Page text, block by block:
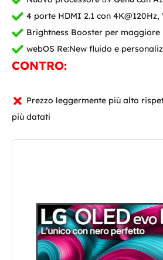
4 porte HDMI 2.1 con 4K@120Hz,
Brightness Booster per maggiore
webOS Re:New fluido e
CONTRO:
Prezzo leggermente più alto
più datati